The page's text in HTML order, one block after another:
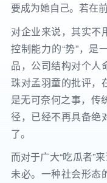
要成为她自己。若在
对企业来说，其实不
控制能力的“势”，是
品，公司结构对个人
珠对孟羽童的批评，
是无可奈何之事，传
径，已经不再具备绝
了。
而对于广大“吃瓜者”
未必。一种社会形态